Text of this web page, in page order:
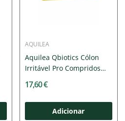
AQUILEA
Aquilea Qbiotics Cólon
Irritável Pro Compridos
17,60 €
Adicionar